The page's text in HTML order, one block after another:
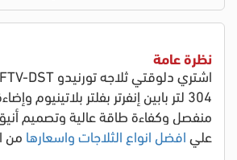
نظرة عامة
منفصل وكفاءة طاقة عالية وتصميم
علي افضل انواع الثلاجات واسعارها من